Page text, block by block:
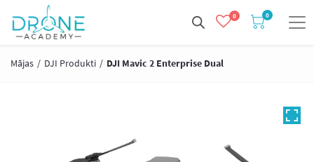
0 0
Mājas / DJI Produkti / DJI Mavic 2 Enterprise Dual